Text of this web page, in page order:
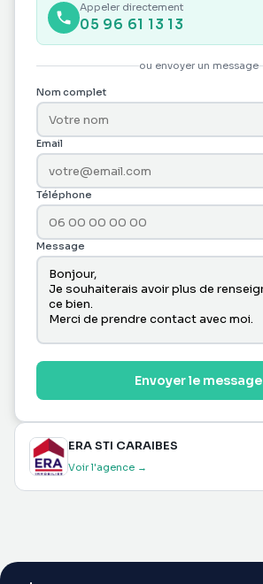
Appeler directement
05 96 61 13 13
ou envoyer un message
Nom complet
Email
Téléphone
Message
Envoyer le message
ERA STI CARAIBES
Voir l'agence →